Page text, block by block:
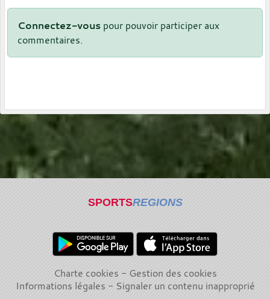
Connectez-vous pour pouvoir participer aux
commentaires.
SPORTSREGIONS
Charte cookies
Gestion des cookies
Informations légales
Signaler un contenu inapproprié